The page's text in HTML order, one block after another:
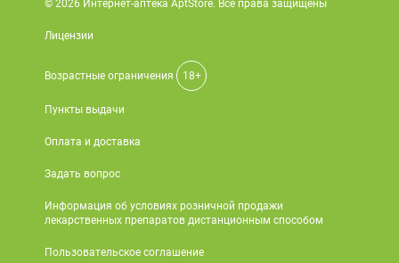
© 2026 Интернет-аптека AptStore. Все права защищены
Лицензии
Возрастные ограничения 18+
Пункты выдачи
Оплата и доставка
Задать вопрос
Информация об условиях розничной продажи
лекарственных препаратов дистанционным способом
Пользовательское соглашение